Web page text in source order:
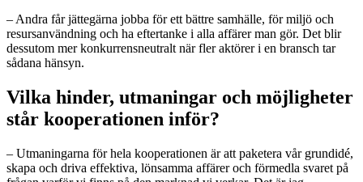
– Andra får jättegärna jobba för ett bättre samhälle, för miljö och
resursanvändning och ha eftertanke i alla affärer man gör. Det blir
dessutom mer konkurrensneutralt när fler aktörer i en bransch tar
sådana hänsyn.
Vilka hinder, utmaningar och möjligheter
står kooperationen inför?
– Utmaningarna för hela kooperationen är att paketera vår grundidé,
skapa och driva effektiva, lönsamma affärer och förmedla svaret på